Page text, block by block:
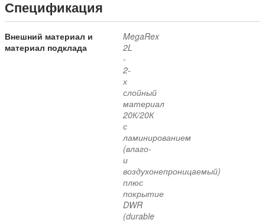
Спецификация
Внешний материал и
материал подклада
MegaRex
2L
-
2-
х
слойный
материал
20К/20К
с
ламинированием
(влаго-
и
воздухонепроницаемый)
плюс
покрытие
DWR
(durable